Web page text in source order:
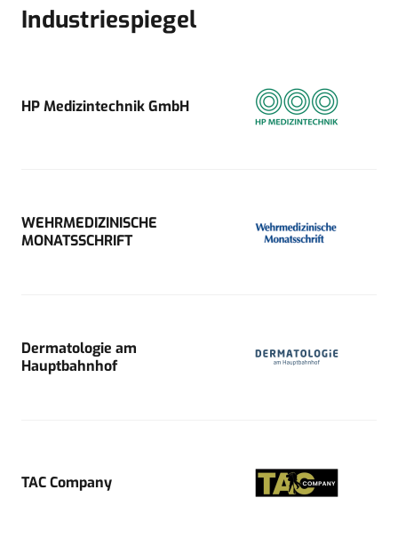
Industriespiegel
HP Medizintechnik GmbH
WEHRMEDIZINISCHE
MONATSSCHRIFT
Dermatologie am
Hauptbahnhof
TAC Company